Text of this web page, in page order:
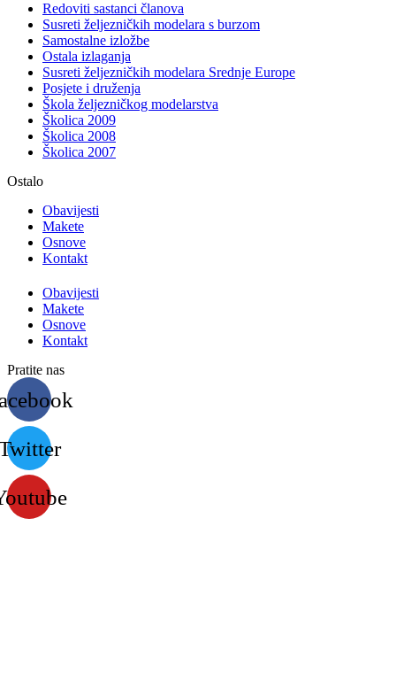
Redoviti sastanci članova
Susreti željezničkih modelara s burzom
Samostalne izložbe
Ostala izlaganja
Susreti željezničkih modelara Srednje Europe
Posjete i druženja
Škola željezničkog modelarstva
Školica 2009
Školica 2008
Školica 2007
Ostalo
Obavijesti
Makete
Osnove
Kontakt
Obavijesti
Makete
Osnove
Kontakt
Pratite nas